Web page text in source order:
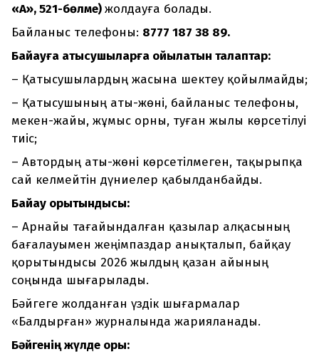
«А», 521-бөлме)жолдауға болады.
Байланыс телефоны: 8777 187 38 89.
Байқауға қатысушыларға қойылатын талаптар:
– Қатысушылардың жасына шектеу қойылмайды;
– Қатысушының аты-жөні, байланыс телефоны,
мекен-жайы, жұмыс орны, туған жылы көрсетілуі
тиіс;
– Автордың аты-жөні көрсетілмеген, тақырыпқа
сай келмейтін дүниелер қабылданбайды.
Байқау қорытындысы:
– Арнайы тағайындалған қазылар алқасының
бағалауымен жеңімпаздар анықталып, байқау
қорытындысы 2026 жылдың қазан айының
соңында шығарылады.
Бәйгеге жолданған үздік шығармалар
«Балдырған» журналында жарияланады.
Бәйгенің жүлде қоры: